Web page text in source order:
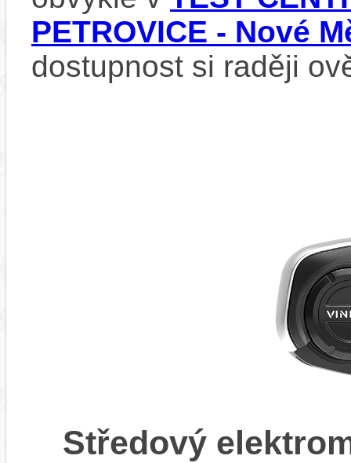
PETROVICE - Nové
dostupnost si raději
Středový